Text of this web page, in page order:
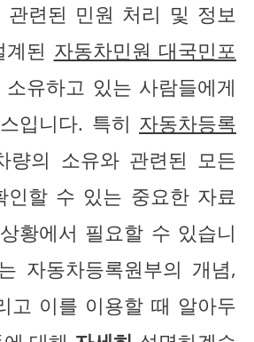
관련된 민원 처리 및 정보
된 자동차민원 대국민포
유하고 있는 사람들에게
입니다. 특히 자동차등록
량의 소유와 관련된 모든
인할 수 있는 중요한 자료
황에서 필요할 수 있습니
자동차등록원부의 개념,
고 이를 이용할 때 알아두